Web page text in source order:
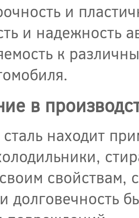
и
и надежность
к
в
находит
свойствам,
долговечность